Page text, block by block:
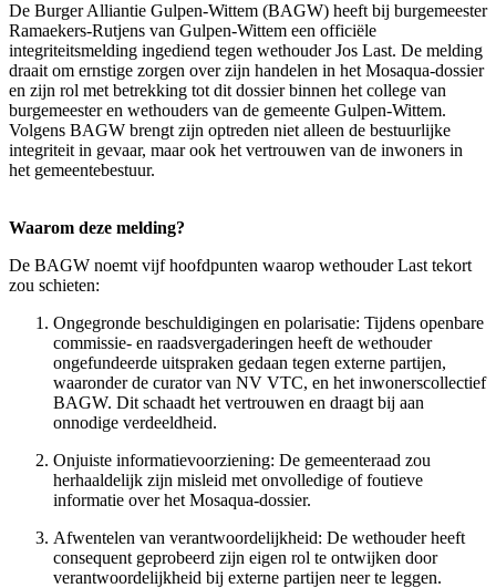
De Burger Alliantie Gulpen-Wittem (BAGW) heeft bij burgemeester
Ramaekers-Rutjens van Gulpen-Wittem een officiële
integriteitsmelding ingediend tegen wethouder Jos Last. De melding
draait om ernstige zorgen over zijn handelen in het Mosaqua-dossier
en zijn rol met betrekking tot dit dossier binnen het college van
burgemeester en wethouders van de gemeente Gulpen-Wittem.
Volgens BAGW brengt zijn optreden niet alleen de bestuurlijke
integriteit in gevaar, maar ook het vertrouwen van de inwoners in
het gemeentebestuur.
Waarom deze melding?
De BAGW noemt vijf hoofdpunten waarop wethouder Last tekort
zou schieten:
Ongegronde beschuldigingen en polarisatie: Tijdens openbare
commissie- en raadsvergaderingen heeft de wethouder
ongefundeerde uitspraken gedaan tegen externe partijen,
waaronder de curator van NV VTC, en het inwonerscollectief
BAGW. Dit schaadt het vertrouwen en draagt bij aan
onnodige verdeeldheid.
Onjuiste informatievoorziening: De gemeenteraad zou
herhaaldelijk zijn misleid met onvolledige of foutieve
informatie over het Mosaqua-dossier.
Afwentelen van verantwoordelijkheid: De wethouder heeft
consequent geprobeerd zijn eigen rol te ontwijken door
verantwoordelijkheid bij externe partijen neer te leggen.